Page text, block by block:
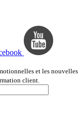
et les nouvelles
client.